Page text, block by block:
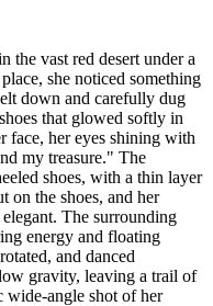
the vast red desert under a
she noticed something
down and carefully dug
that glowed softly in
face, her eyes shining with
my treasure." The
shoes, with a thin layer
on the shoes, and her
The surrounding
energy and floating
and danced
gravity, leaving a trail of
wide-angle shot of her